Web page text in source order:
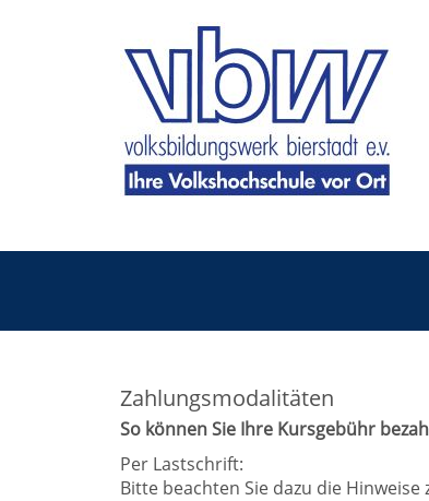
Zahlungsmodalitäten
So können Sie Ihre Kursgebühr
Per Lastschrift:
Bitte beachten Sie dazu die